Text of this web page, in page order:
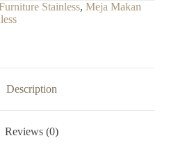
Stainless, Meja Makan
Description
Reviews (0)